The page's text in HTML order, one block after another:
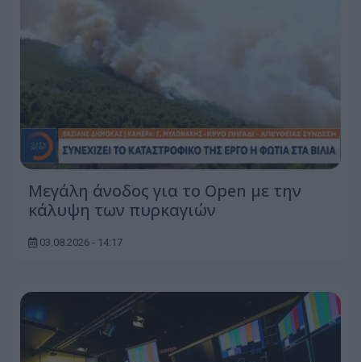
Μεγάλη άνοδος για το Open με την
κάλυψη των πυρκαγιών
03.08.2026 - 14:17